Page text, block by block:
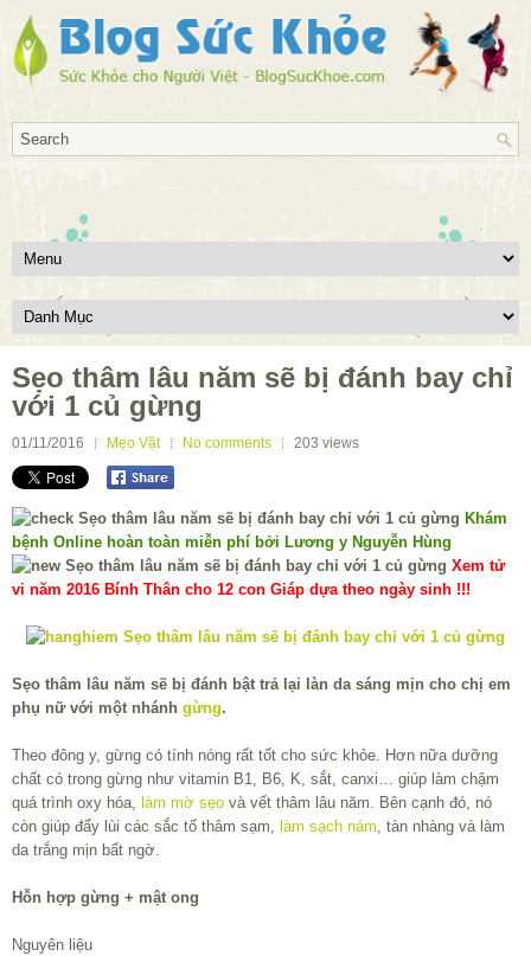
Sẹo thâm lâu năm sẽ bị đánh bay chỉ
với 1 củ gừng
01/11/2016 Mẹo Vặt No comments 203 views
Khám
bệnh Online hoàn toàn miễn phí bởi Lương y Nguyễn Hùng
Xem tử
vi năm 2016 Bính Thân cho 12 con Giáp dựa theo ngày sinh !!!
Sẹo thâm lâu năm sẽ bị đánh bật trả lại làn da sáng mịn cho chị em
phụ nữ với một nhánh gừng.
Theo đông y, gừng có tính nóng rất tốt cho sức khỏe. Hơn nữa dưỡng
chất có trong gừng như vitamin B1, B6, K, sắt, canxi… giúp làm chậm
quá trình oxy hóa, làm mờ sẹo và vết thâm lâu năm. Bên cạnh đó, nó
còn giúp đẩy lùi các sắc tố thâm sạm, làm sạch nám, tàn nhàng và làm
da trắng mịn bất ngờ.
Hỗn hợp gừng + mật ong
Nguyên liệu